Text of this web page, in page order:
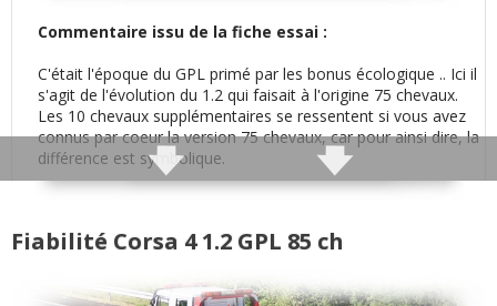
Finition / qualité des plastiques
Puissance moteur et relances:1n'aime pas
Consommation n'aiment pas
Commentaire issu de la fiche essai :
C'était l'époque du GPL primé par les bonus écologique .. Ici il
s'agit de l'évolution du 1.2 qui faisait à l'origine 75 chevaux.
Les 10 chevaux supplémentaires se ressentent si vous avez
connus par coeur la version 75 chevaux, car pour ainsi dire, la
différence est symbolique.
Poids moyen (dépend des équipements):
Motricité :
Typé sous-vireur : surpoids à l'avant)
Fiabilité Corsa 4 1.2 GPL 85 ch